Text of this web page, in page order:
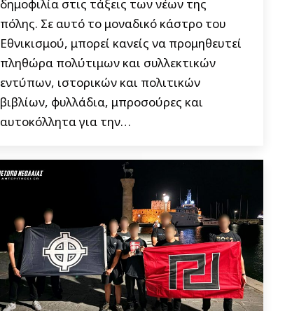
δημοφιλία στις τάξεις των νέων της
πόλης. Σε αυτό το μοναδικό κάστρο του
Εθνικισμού, μπορεί κανείς να προμηθευτεί
πληθώρα πολύτιμων και συλλεκτικών
εντύπων, ιστορικών και πολιτικών
βιβλίων, φυλλάδια, μπροσούρες και
αυτοκόλλητα για την…